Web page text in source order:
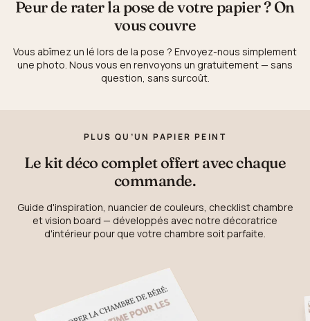
Peur de rater la pose de votre papier ? On
vous couvre
Vous abîmez un lé lors de la pose ? Envoyez-nous simplement
une photo. Nous vous en renvoyons un gratuitement — sans
question, sans surcoût.
PLUS QU’UN PAPIER PEINT
Le kit déco complet offert avec chaque
commande.
Guide d'inspiration, nuancier de couleurs, checklist chambre
et vision board — développés avec notre décoratrice
d'intérieur pour que votre chambre soit parfaite.